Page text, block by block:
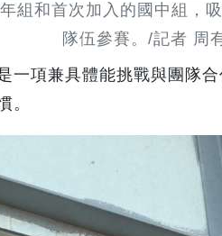
組和首次加入的國中組，
隊伍參賽。/記者 周
一項兼具體能挑戰與團隊
。